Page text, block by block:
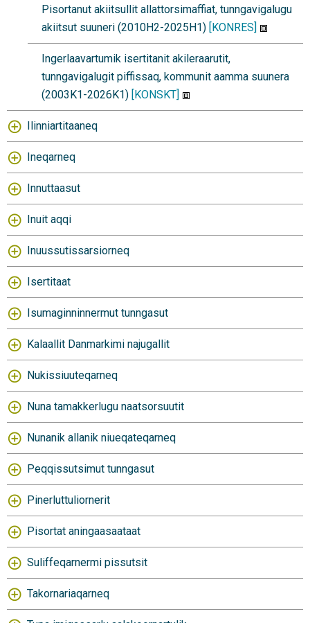
Pisortanut akiitsullit allattorsimaffiat, tunngavigalugu
akiitsut suuneri (2010H2-2025H1) [KONRES]
Ingerlaavartumik isertitanit akileraarutit,
tunngavigalugit piffissaq, kommunit aamma suunera
(2003K1-2026K1) [KONSKT]
Ilinniartitaaneq
Ineqarneq
Innuttaasut
Inuit aqqi
Inuussutissarsiorneq
Isertitaat
Isumaginninnermut tunngasut
Kalaallit Danmarkimi najugallit
Nukissiuuteqarneq
Nuna tamakkerlugu naatsorsuutit
Nunanik allanik niueqateqarneq
Peqqissutsimut tunngasut
Pinerluttuliornerit
Pisortat aningaasaataat
Suliffeqarnermi pissutsit
Takornariaqarneq